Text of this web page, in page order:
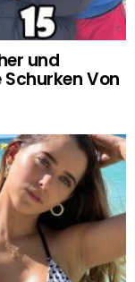
und
Schurken Von